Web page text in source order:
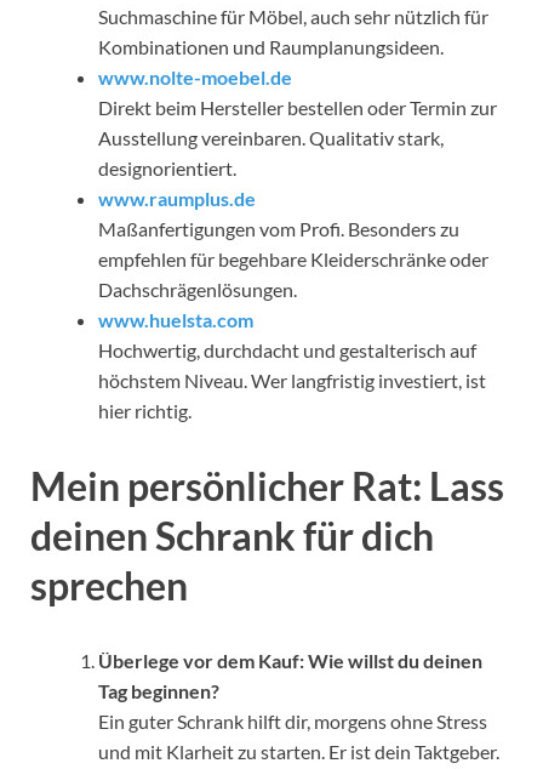
Suchmaschine für Möbel, auch sehr nützlich für
Kombinationen und Raumplanungsideen.
www.nolte-moebel.de
Direkt beim Hersteller bestellen oder Termin zur
Ausstellung vereinbaren. Qualitativ stark,
designorientiert.
www.raumplus.de
Maßanfertigungen vom Profi. Besonders zu
empfehlen für begehbare Kleiderschränke oder
Dachschrägenlösungen.
www.huelsta.com
Hochwertig, durchdacht und gestalterisch auf
höchstem Niveau. Wer langfristig investiert, ist
hier richtig.
Mein persönlicher Rat: Lass
deinen Schrank für dich
sprechen
Überlege vor dem Kauf: Wie willst du deinen
Tag beginnen?
Ein guter Schrank hilft dir, morgens ohne Stress
und mit Klarheit zu starten. Er ist dein Taktgeber.